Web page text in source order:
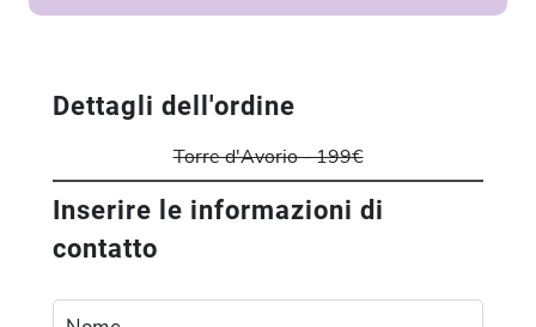
Dettagli dell'ordine
Torre d'Avorio - 199€
Inserire le informazioni di
contatto